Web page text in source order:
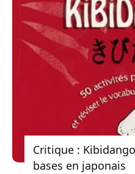
Critique :
bases en japonais